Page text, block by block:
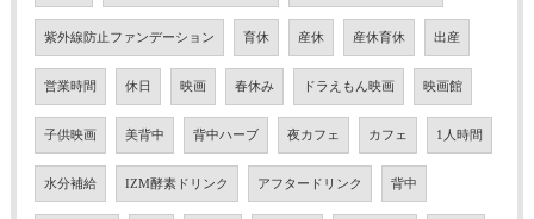
紫外線防止ファンデーション 育休 産休 産休育休 出産
営業時間 休日 映画 春休み ドラえもん映画 映画館
子供映画 美背中 背中ハーブ 夜カフェ カフェ 1人時間
水分補給 IZM酵素ドリンク アフタードリンク 背中